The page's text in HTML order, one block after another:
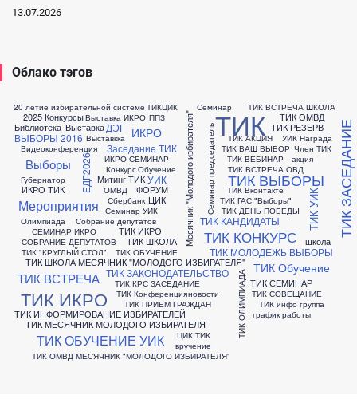
13.07.2026
Облако тэгов
20 летие избирательной системе
2025 Конкурсы
Библиотека
ВЫБОРЫ 2016
Видеоконференция
Выборы
Выставка
Выставка ИКРО
Выставкка
Губернатор
ДЭГ
ЕДГ2026
Заседание ТИК
ИКРО
ИКРО СЕМИНАР
ИКРО ТИК
Конкурс
Мероприятия Месячник "Молодого избирателя"
Митинг ТИК
ОМВД
Обучение
Олимпиада
ППЗ
СЕМИНАР ИКРО
СОБРАНИЕ ДЕПУТАТОВ
Сбербанк
Семинар
Семинар УИК Семинар председатель
Собрание депутатов
ТИК
ТИК ИКРО
ТИК ШКОЛА МЕСЯЧНИК "МОЛОДОГО ИЗБИРАТЕЛЯ"
ТИК "КРУГЛЫЙ СТОЛ"
ТИК АКЦИЯ
ТИК ВАШ ВЫБОР
ТИК ВЕБИНАР
ТИК ВСТРЕЧА
ТИК ВСТРЕЧА ОВД
ТИК ВСТРЕЧА ШКОЛА
ТИК ВЫБОРЫ
ТИК Вконтакте
ТИК ГАС "Выборы"
ТИК ДЕНЬ ПОБЕДЫ
ТИК ЗАКОНОДАТЕЛЬСТВО
ТИК ЗАСЕДАНИЕ
ТИК ИКРО
ТИК ИНФОРМИРОВАНИЕ ИЗБИРАТЕЛЕЙ
ТИК КАНДИДАТЫ
ТИК КОНКУРС
ТИК КРС ЗАСЕДАНИЕ
ТИК Конференция
ТИК МЕСЯЧНИК МОЛОДОГО ИЗБИРАТЕЛЯ
ТИК МОЛОДЕЖЬ ВЫБОРЫ
ТИК ОБУЧЕНИЕ
ТИК ОБУЧЕНИЕ УИК
ТИК ОЛИМПИАДА
ТИК ОМВД
ТИК ОМВД МЕСЯЧНИК "МОЛОДОГО ИЗБИРАТЕЛЯ"
ТИК Обучение
ТИК ПРИЕМ ГРАЖДАН
ТИК РЕЗЕРВ
ТИК СЕМИНАР
ТИК СОВЕЩАНИЕ
ТИК УИК
ТИК ШКОЛА
ТИК инфо группа
ТИКЦИК
УИК
УИК Награда
ФОРУМ
ЦИК
ЦИК ТИК
Член ТИК
акция
вручение
график работы
новости
школа